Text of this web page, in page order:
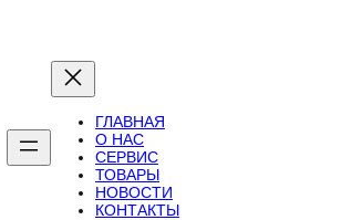
ГЛАВНАЯ
О НАС
СЕРВИС
ТОВАРЫ
НОВОСТИ
КОНТАКТЫ